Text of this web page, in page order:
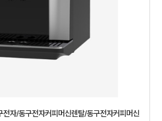
자/동구전자커피머신렌탈/동구전자커피머신